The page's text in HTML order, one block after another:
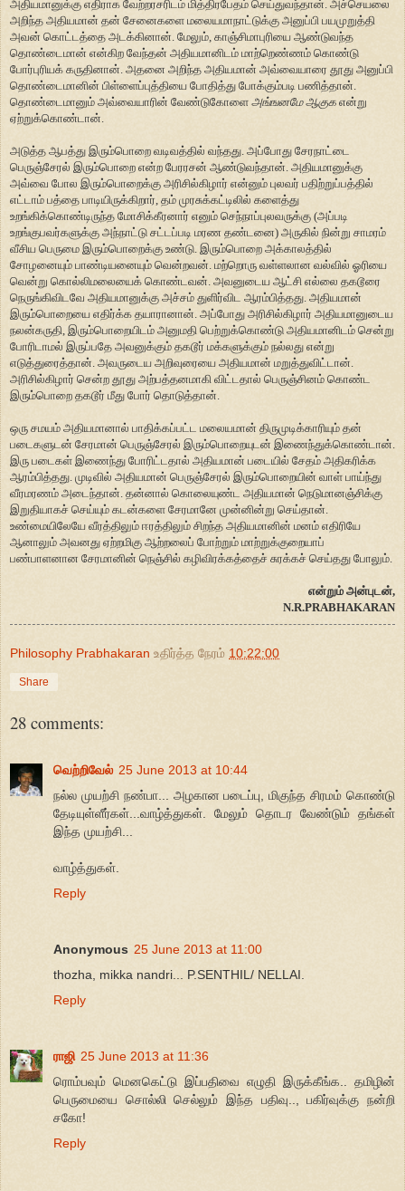
அதியமானுக்கு எதிராக வேற்றரசரிடம் மித்திரபேதம் செய்துவந்தான். அச்செயலை
அறிந்த அதியமான் தன் சேனைகளை மலையமாநாட்டுக்கு அனுப்பி பயமுறுத்தி
அவன் கொட்டத்தை அடக்கினான். மேலும், காஞ்சிமாபுரியை ஆண்டுவந்த
தொண்டைமான் என்கிற வேந்தன் அதியமானிடம் மாற்றெண்ணம் கொண்டு
போர்புரியக் கருதினான். அதனை அறிந்த அதியமான் அவ்வையாரை தூது அனுப்பி
தொண்டைமானின் பிள்ளைப்புத்தியை போதித்து போக்கும்படி பணித்தான்.
தொண்டைமானும் அவ்வையாரின் வேண்டுகோளை அங்ஙனமே ஆகுக என்று
ஏற்றுக்கொண்டான்.
அடுத்த ஆபத்து இரும்பொறை வடிவத்தில் வந்தது. அப்போது சேரநாட்டை
பெருஞ்சேரல் இரும்பொறை என்ற பேரரசன் ஆண்டுவந்தான். அதியமானுக்கு
அவ்வை போல இரும்பொறைக்கு அரிசில்கிழார் என்னும் புலவர் பதிற்றுப்பத்தில்
எட்டாம் பத்தை பாடியிருக்கிறார், தம் முரசுக்கட்டிலில் களைத்து
உறங்கிக்கொண்டிருந்த மோசிக்கீரனார் எனும் செந்நாப்புலவருக்கு (அப்படி
உறங்குபவர்களுக்கு அந்நாட்டு சட்டப்படி மரண தண்டனை) அருகில் நின்று சாமரம்
வீசிய பெருமை இரும்பொறைக்கு உண்டு. இரும்பொறை அக்காலத்தில்
சோழனையும் பாண்டியனையும் வென்றவன். மற்றொரு வள்ளலான வல்வில் ஓரியை
வென்று கொல்லிமலையைக் கொண்டவன். அவனுடைய ஆட்சி எல்லை தகடூரை
நெருங்கிவிடவே அதியமானுக்கு அச்சம் துளிர்விட ஆரம்பித்தது. அதியமான்
இரும்பொறையை எதிர்க்க தயாரானான். அப்போது அரிசில்கிழார் அதியமானுடைய
நலன்கருதி, இரும்பொறையிடம் அனுமதி பெற்றுக்கொண்டு அதியமானிடம் சென்று
போரிடாமல் இருப்பதே அவனுக்கும் தகடூர் மக்களுக்கும் நல்லது என்று
எடுத்துரைத்தான். அவருடைய அறிவுரையை அதியமான் மறுத்துவிட்டான்.
அரிசில்கிழார் சென்ற தூது அற்பத்தனமாகி விட்டதால் பெருஞ்சினம் கொண்ட
இரும்பொறை தகடூர் மீது போர் தொடுத்தான்.
ஒரு சமயம் அதியமானால் பாதிக்கப்பட்ட மலையமான் திருமுடிக்காரியும் தன்
படைகளுடன் சேரமான் பெருஞ்சேரல் இரும்பொறையுடன் இணைந்துக்கொண்டான்.
இரு படைகள் இணைந்து போரிட்டதால் அதியமான் படையில் சேதம் அதிகரிக்க
ஆரம்பித்தது. முடிவில் அதியமான் பெருஞ்சேரல் இரும்பொறையின் வாள் பாய்ந்து
வீரமரணம் அடைந்தான். தன்னால் கொலையுண்ட அதியமான் நெடுமானஞ்சிக்கு
இறுதியாகச் செய்யும் கடன்களை சேரமானே முன்னின்று செய்தான்.
உண்மையிலேயே வீரத்திலும் ஈரத்திலும் சிறந்த அதியமானின் மனம் எதிரியே
ஆனாலும் அவனது ஏற்றமிகு ஆற்றலைப் போற்றும் மாற்றுக்குறையாப்
பண்பாளனான சேரமானின் நெஞ்சில் கழிவிரக்கத்தைச் சுரக்கச் செய்தது போலும்.
என்றும் அன்புடன்,
N.R.PRABHAKARAN
Philosophy Prabhakaran உதிர்த்த நேரம் 10:22:00
Share
28 comments:
வெற்றிவேல் 25 June 2013 at 10:44
நல்ல முயற்சி நண்பா... அழகான படைப்பு, மிகுந்த சிரமம் கொண்டு
தேடியுள்ளீர்கள்...வாழ்த்துகள். மேலும் தொடர வேண்டும் தங்கள்
இந்த முயற்சி...
வாழ்த்துகள்.
Reply
Anonymous 25 June 2013 at 11:00
thozha, mikka nandri... P.SENTHIL/ NELLAI.
Reply
ராஜி 25 June 2013 at 11:36
ரொம்பவும் மெனகெட்டு இப்பதிவை எழுதி இருக்கீங்க.. தமிழின்
பெருமையை சொல்லி செல்லும் இந்த பதிவு.., பகிர்வுக்கு நன்றி
சகோ!
Reply